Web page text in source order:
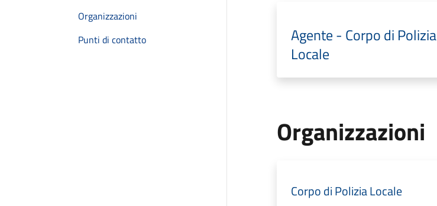
Organizzazioni
Punti di contatto
Agente - Corpo di Polizia
Locale
Organizzazioni
Corpo di Polizia Locale